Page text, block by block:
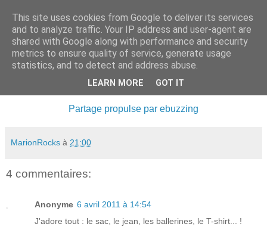
lundi 4 avril 2011
PUB / Kookaï
Partage propulse par ebuzzing
MarionRocks à 21:00
4 commentaires:
Anonyme 6 avril 2011 à 14:54
J'adore tout : le sac, le jean, les ballerines, le T-shirt... !
This site uses cookies from Google to deliver its services
and to analyze traffic. Your IP address and user-agent are
shared with Google along with performance and security
metrics to ensure quality of service, generate usage
statistics, and to detect and address abuse.
LEARN MORE GOT IT